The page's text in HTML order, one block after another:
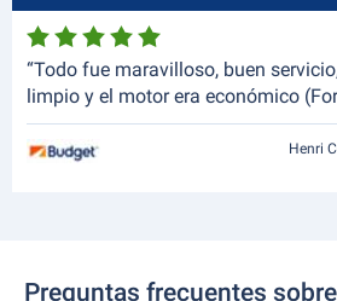
“Todo fue maravilloso, buen
limpio y el motor era económico
Henri
Preguntas frecuentes